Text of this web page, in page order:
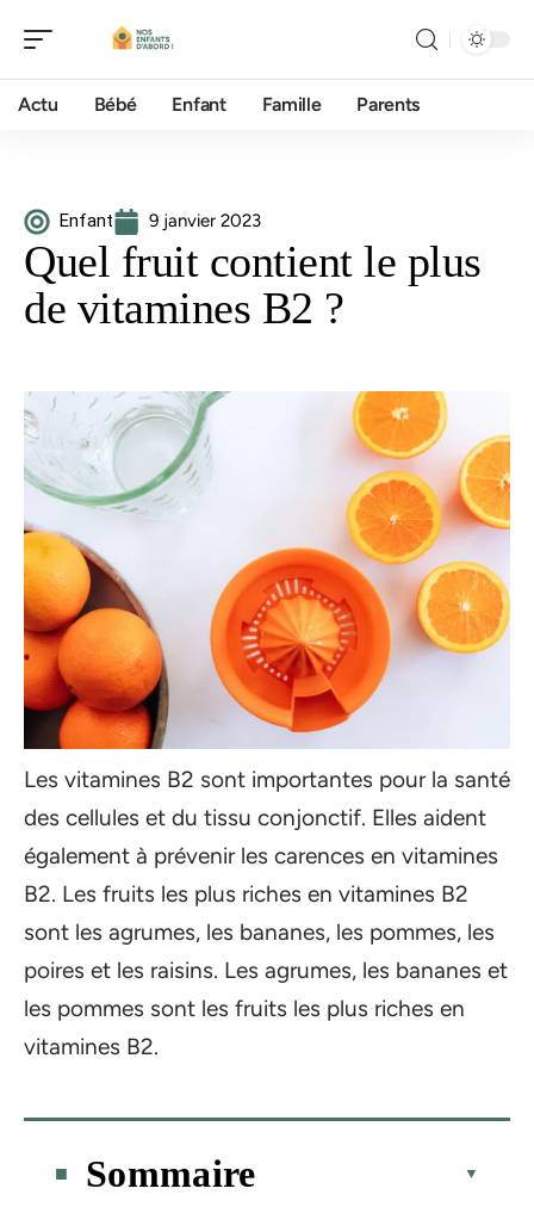
Actu Bébé Enfant Famille Parents
Enfant 9 janvier 2023
Quel fruit contient le plus
de vitamines B2 ?
Les vitamines B2 sont importantes pour la santé
des cellules et du tissu conjonctif. Elles aident
également à prévenir les carences en vitamines
B2. Les fruits les plus riches en vitamines B2
sont les agrumes, les bananes, les pommes, les
poires et les raisins. Les agrumes, les bananes et
les pommes sont les fruits les plus riches en
vitamines B2.
Sommaire